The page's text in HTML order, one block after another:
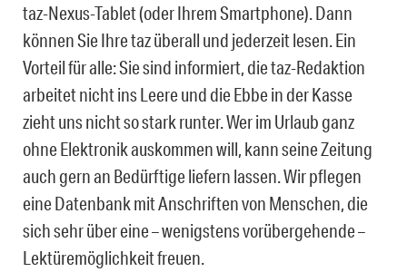
taz-Nexus-Tablet (oder Ihrem Smartphone). Dann
können Sie Ihre taz überall und jederzeit lesen. Ein
Vorteil für alle: Sie sind informiert, die taz-Redaktion
arbeitet nicht ins Leere und die Ebbe in der Kasse
zieht uns nicht so stark runter. Wer im Urlaub ganz
ohne Elektronik auskommen will, kann seine Zeitung
auch gern an Bedürftige liefern lassen. Wir pflegen
eine Datenbank mit Anschriften von Menschen, die
sich sehr über eine – wenigstens vorübergehende –
Lektüremöglichkeit freuen.